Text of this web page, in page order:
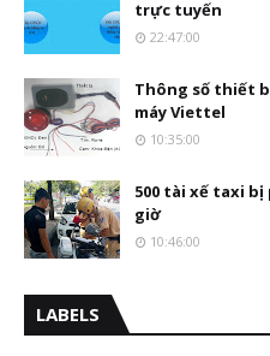
trực tuyến
22:47:00
Thông số thiết
máy Viettel
10:35:00
500 tài xế taxi
giờ
10:46:00
LABELS